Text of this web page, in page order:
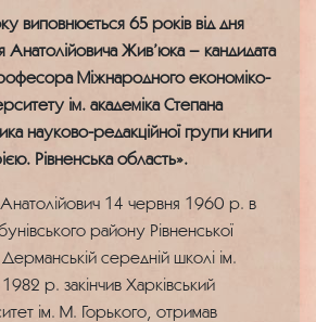
виповнюється 65 років від дня
Жив’юка – кандидата
Міжнародного економіко-
ім. академіка Степана
науково-редакційної групи книги
Рівненська область».
14 червня 1960 р. в
району Рівненської
середній школі ім.
р. закінчив Харківський
ім. М. Горького, отримав